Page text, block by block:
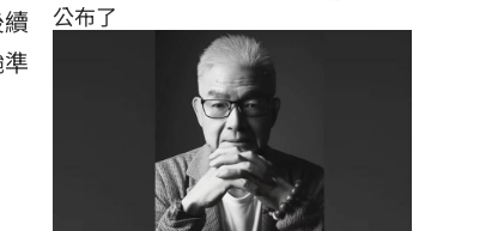
公布了